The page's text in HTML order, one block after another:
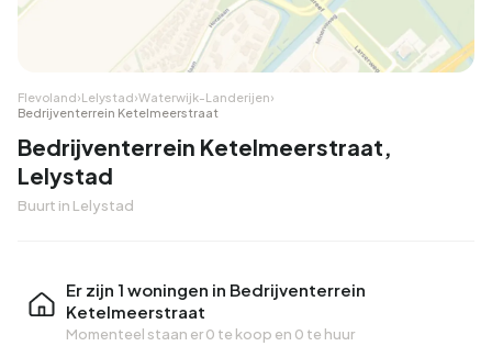
Flevoland›Lelystad›Waterwijk-Landerijen›
Bedrijventerrein Ketelmeerstraat
Bedrijventerrein Ketelmeerstraat,
Lelystad
Buurt in Lelystad
Er zijn 1 woningen in Bedrijventerrein
Ketelmeerstraat
Momenteel staan er0 te koop en 0 te huur